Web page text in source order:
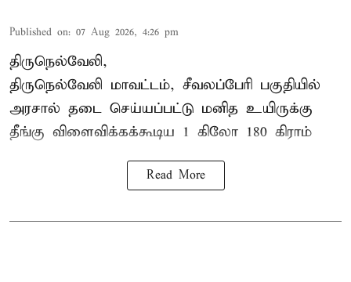
Published on: 07 Aug 2026, 4:26 pm
திருநெல்வேலி,
திருநெல்வேலி மாவட்டம், சீவலப்பேரி பகுதியில்
அரசால் தடை செய்யப்பட்டு மனித உயிருக்கு
தீங்கு விளைவிக்கக்கூடிய 1 கிலோ 180 கிராம்
Read More